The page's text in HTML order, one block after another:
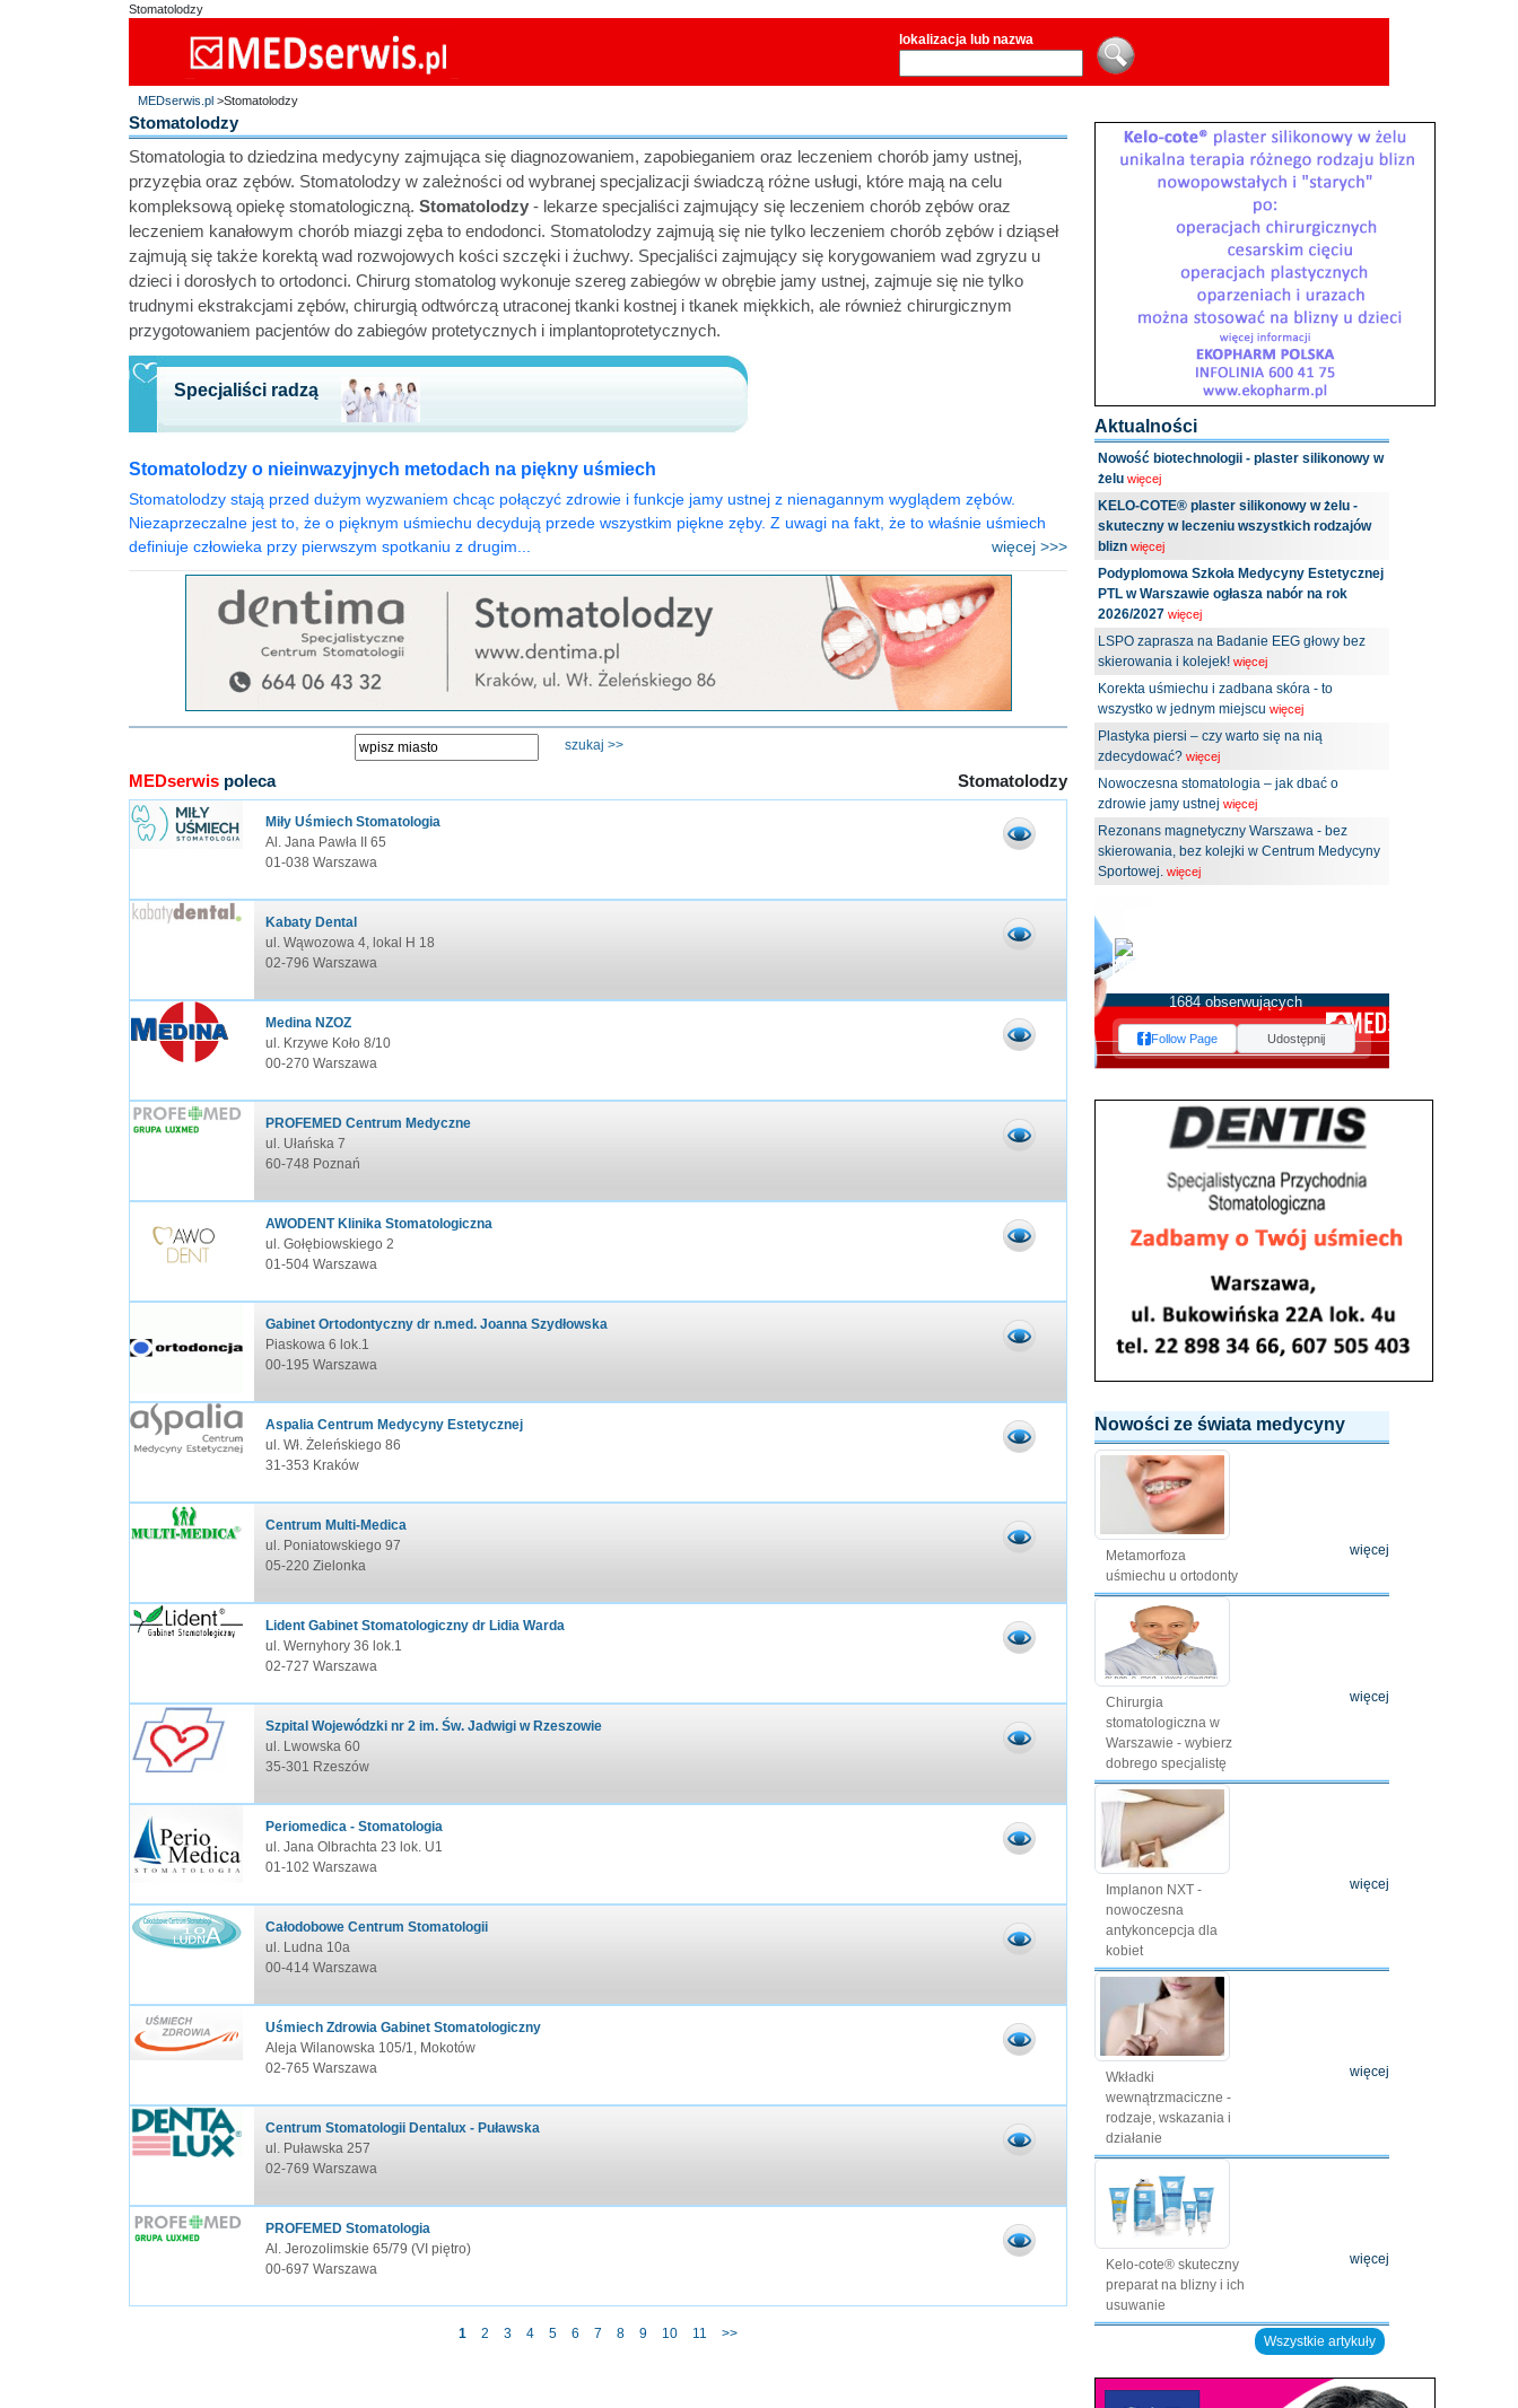
Stomatolodzy
lokalizacja lub nazwa
MEDserwis.pl >Stomatolodzy
Stomatolodzy
Stomatologia to dziedzina medycyny zajmująca się diagnozowaniem, zapobieganiem oraz leczeniem chorób jamy ustnej,
przyzębia oraz zębów. Stomatolodzy w zależności od wybranej specjalizacji świadczą różne usługi, które mają na celu
kompleksową opiekę stomatologiczną. Stomatolodzy - lekarze specjaliści zajmujący się leczeniem chorób zębów oraz
leczeniem kanałowym chorób miazgi zęba to endodonci. Stomatolodzy zajmują się nie tylko leczeniem chorób zębów i dziąseł
zajmują się także korektą wad rozwojowych kości szczęki i żuchwy. Specjaliści zajmujący się korygowaniem wad zgryzu u
dzieci i dorosłych to ortodonci. Chirurg stomatolog wykonuje szereg zabiegów w obrębie jamy ustnej, zajmuje się nie tylko
trudnymi ekstrakcjami zębów, chirurgią odtwórczą utraconej tkanki kostnej i tkanek miękkich, ale również chirurgicznym
przygotowaniem pacjentów do zabiegów protetycznych i implantoprotetycznych.
Specjaliści radzą
Stomatolodzy o nieinwazyjnych metodach na piękny uśmiech
Stomatolodzy stają przed dużym wyzwaniem chcąc połączyć zdrowie i funkcje jamy ustnej z nienagannym wyglądem zębów.
Niezaprzeczalne jest to, że o pięknym uśmiechu decydują przede wszystkim piękne zęby. Z uwagi na fakt, że to właśnie uśmiech
definiuje człowieka przy pierwszym spotkaniu z drugim...
więcej >>>
MEDserwis poleca Stomatolodzy
Miły Uśmiech Stomatologia
Al. Jana Pawła II 65
01-038 Warszawa
Kabaty Dental
ul. Wąwozowa 4, lokal H 18
02-796 Warszawa
Medina NZOZ
ul. Krzywe Koło 8/10
00-270 Warszawa
PROFEMED Centrum Medyczne
ul. Ułańska 7
60-748 Poznań
AWODENT Klinika Stomatologiczna
ul. Gołębiowskiego 2
01-504 Warszawa
Gabinet Ortodontyczny dr n.med. Joanna Szydłowska
Piaskowa 6 lok.1
00-195 Warszawa
Aspalia Centrum Medycyny Estetycznej
ul. Wł. Żeleńskiego 86
31-353 Kraków
Centrum Multi-Medica
ul. Poniatowskiego 97
05-220 Zielonka
Lident Gabinet Stomatologiczny dr Lidia Warda
ul. Wernyhory 36 lok.1
02-727 Warszawa
Szpital Wojewódzki nr 2 im. Św. Jadwigi w Rzeszowie
ul. Lwowska 60
35-301 Rzeszów
Periomedica - Stomatologia
ul. Jana Olbrachta 23 lok. U1
01-102 Warszawa
Całodobowe Centrum Stomatologii
ul. Ludna 10a
00-414 Warszawa
Uśmiech Zdrowia Gabinet Stomatologiczny
Aleja Wilanowska 105/1, Mokotów
02-765 Warszawa
Centrum Stomatologii Dentalux - Puławska
ul. Puławska 257
02-769 Warszawa
PROFEMED Stomatologia
Al. Jerozolimskie 65/79 (VI piętro)
00-697 Warszawa
1 2 3 4 5 6 7 8 9 10 11 >>
Aktualności
Nowość biotechnologii - plaster silikonowy w
żelu więcej
KELO-COTE® plaster silikonowy w żelu -
skuteczny w leczeniu wszystkich rodzajów
blizn więcej
Podyplomowa Szkoła Medycyny Estetycznej
PTL w Warszawie ogłasza nabór na rok
2026/2027 więcej
LSPO zaprasza na Badanie EEG głowy bez
skierowania i kolejek! więcej
Korekta uśmiechu i zadbana skóra - to
wszystko w jednym miejscu więcej
Plastyka piersi – czy warto się na nią
zdecydować? więcej
Nowoczesna stomatologia – jak dbać o
zdrowie jamy ustnej więcej
Rezonans magnetyczny Warszawa - bez
skierowania, bez kolejki w Centrum Medycyny
Sportowej. więcej
1684 obserwujących
Follow Page Udostępnij
Nowości ze świata medycyny
Metamorfoza
uśmiechu u ortodonty
więcej
Chirurgia
stomatologiczna w
Warszawie - wybierz
dobrego specjalistę
więcej
Implanon NXT -
nowoczesna
antykoncepcja dla
kobiet
więcej
Wkładki
wewnątrzmaciczne -
rodzaje, wskazania i
działanie
więcej
Kelo-cote® skuteczny
preparat na blizny i ich
usuwanie
więcej
Wszystkie artykuły